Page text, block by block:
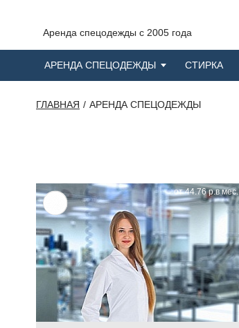
Аренда спецодежды с 2005 года
АРЕНДА СПЕЦОДЕЖДЫ СТИРКА
ГЛАВНАЯ АРЕНДА СПЕЦОДЕЖДЫ
от 44.76 р.в мес.